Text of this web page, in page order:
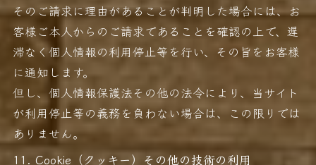
そのご請求に理由があることが判明した場合には、お
客様ご本人からのご請求であることを確認の上で、遅
滞なく個人情報の利用停止等を行い、その旨をお客様
に通知します。
但し、個人情報保護法その他の法令により、当サイト
が利用停止等の義務を負わない場合は、この限りでは
ありません。
11. Cookie（クッキー）その他の技術の利用